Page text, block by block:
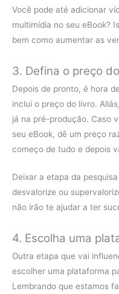
Você pode até adicionar
multimídia no seu eBook?
bem como aumentar as
3. Defina o preço
Depois de pronto, é hora
inclui o preço do livro.
já na pré-produção. Caso
seu eBook, dê um preço
começo de tudo e depois
Deixar a etapa da
desvalorize ou
não irão te ajudar a ter
4. Escolha uma
Outra etapa que vai
escolher uma plataforma
Lembrando que estamos